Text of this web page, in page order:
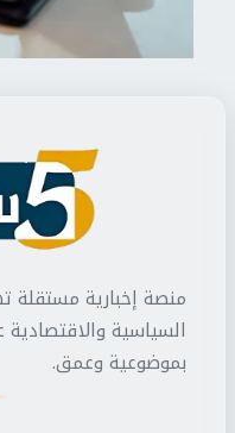
منصة إخبارية مستقلة
السياسية والاقتصادية
بموضوعية وعمق.